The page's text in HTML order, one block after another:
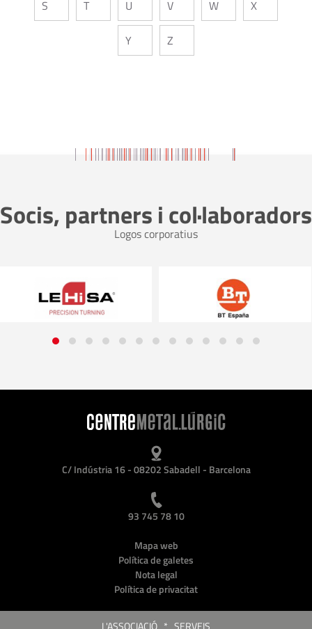
S T U V W X
Y Z
Socis, partners i col·laboradors
Logos corporatius
C/ Indústria 16 - 08202 Sabadell - Barcelona
93 745 78 10
Mapa web
Política de galetes
Nota legal
Política de privacitat
L'ASSOCIACIÓ * SERVEIS